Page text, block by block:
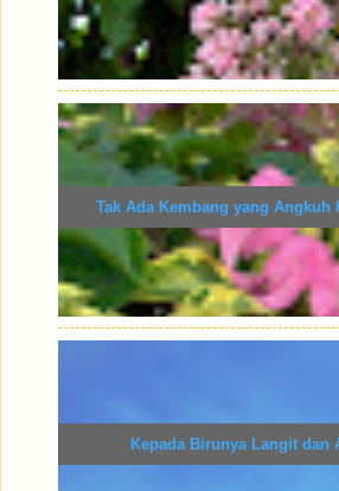
Tak Ada Kembang yang Angkuh
Kepada Birunya Langit dan